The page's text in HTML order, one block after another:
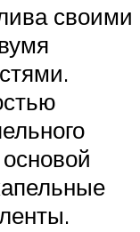
своими